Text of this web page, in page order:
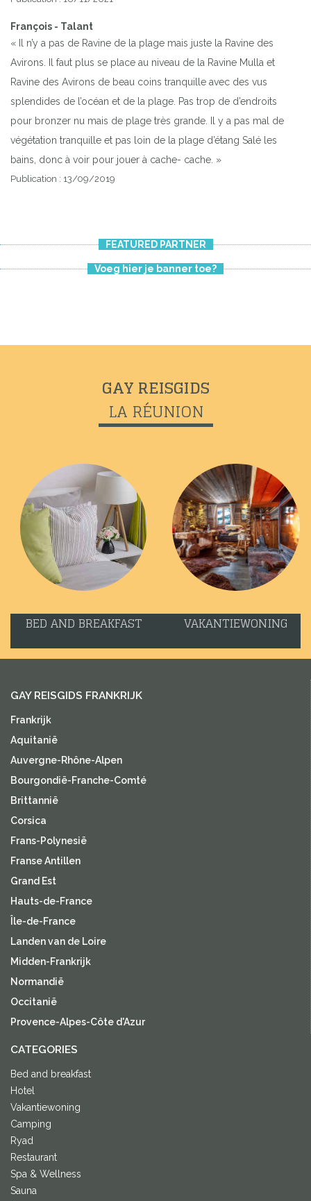
François - Talant
« Il n’y a pas de Ravine de la plage mais juste la Ravine des
Avirons. Il faut plus se place au niveau de la Ravine Mulla et
Ravine des Avirons de beau coins tranquille avec des vus
splendides de l’océan et de la plage. Pas trop de d’endroits
pour bronzer nu mais de plage très grande. Il y a pas mal de
végétation tranquille et pas loin de la plage d’étang Salé les
bains, donc à voir pour jouer à cache- cache. »
Publication : 13/09/2019
FEATURED PARTNER
Voeg hier je banner toe?
GAY REISGIDS
LA RÉUNION
BED AND BREAKFAST VAKANTIEWONING
GAY REISGIDS FRANKRIJK
Frankrijk
Aquitanië
Auvergne-Rhône-Alpen
Bourgondië-Franche-Comté
Brittannië
Corsica
Frans-Polynesië
Franse Antillen
Grand Est
Hauts-de-France
Île-de-France
Landen van de Loire
Midden-Frankrijk
Normandië
Occitanië
Provence-Alpes-Côte d'Azur
CATEGORIES
Bed and breakfast
Hotel
Vakantiewoning
Camping
Ryad
Restaurant
Spa & Wellness
Sauna